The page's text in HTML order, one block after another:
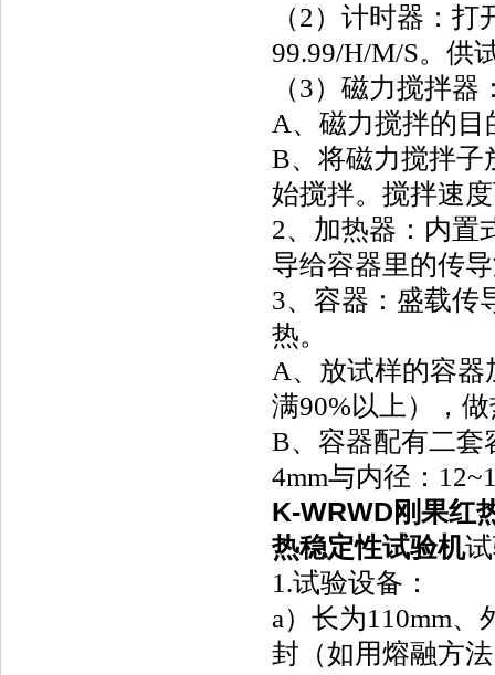
（2）计时器：
99.99/H/M/S。供
（3）磁力搅拌器
A、磁力搅拌的
B、将磁力搅拌子
始搅拌。搅拌速
2、加热器：内置
导给容器里的传
3、容器：盛载传
热。
A、放试样的容
满90%以上），
B、容器配有二套
4mm与内径：
K-WRWD刚果红
热稳定性试验机
1.试验设备：
a）长为110mm、
封（如用熔融方